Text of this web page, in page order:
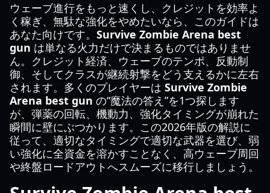
ウェーブ進行をもっと速くし、クレジットを効率よ
く稼ぎ、無駄な強化をやめたいなら、このガイドは
あなた向けです。 Survive Zombie Arena best
gun は単なる火力だけで決まるものではありませ
ん。クレジット経済、ウェーブのテンポ、反動制
御、そしてクラスが継続射撃をどう支えるかに左右
されます。多くのプレイヤーは Survive Zombie
Arena best gun の“魔法の答え”を1つ探します
が、弾薬の回転、機動力、強化タイミングが崩れた
瞬間に壁にぶつかります。この2026年版の解説に
従って、適切なタイミングで適切な武器を選び、弱
い強化に全資金を溶かすことなく、高ウェーブ周回
や終盤ロードアウトへスムーズに移行しましょう。